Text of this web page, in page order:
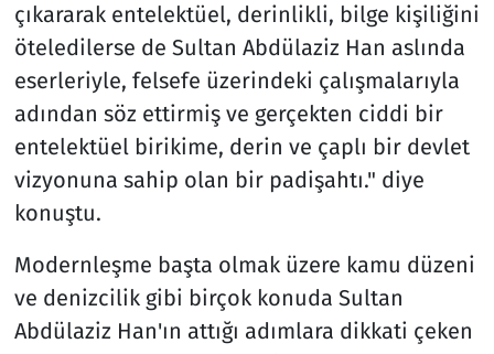
çıkararak entelektüel, derinlikli, bilge kişiliğini
öteledilerse de Sultan Abdülaziz Han aslında
eserleriyle, felsefe üzerindeki çalışmalarıyla
adından söz ettirmiş ve gerçekten ciddi bir
entelektüel birikime, derin ve çaplı bir devlet
vizyonuna sahip olan bir padişahtı." diye
konuştu.
Modernleşme başta olmak üzere kamu düzeni
ve denizcilik gibi birçok konuda Sultan
Abdülaziz Han'ın attığı adımlara dikkati çeken